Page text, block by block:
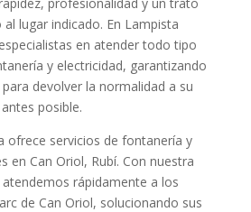
lugar indicado. En Lampista
en atender todo tipo
y electricidad, garantizando
devolver la normalidad a su
posible.
ofrece servicios de fontanería y
en Can Oriol, Rubí. Con nuestra
rápidamente a los
de Can Oriol, solucionando sus